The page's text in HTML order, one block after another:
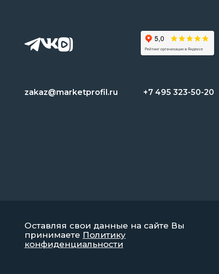
zakaz@marketprofil.ru +7 495 323-50-20
Оставляя свои данные на сайте Вы
принимаете Политику
конфиденциальности